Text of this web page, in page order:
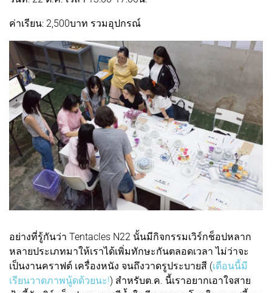
ค่าเรียน: 2,500บาท รวมอุปกรณ์
อย่างที่รู้กันว่า Tentacles N22 นั้นมีกิจกรรมเวิร์กช็อปหลาก
หลายประเภทมาให้เราได้เพิ่มทักษะกันตลอดเวลา ไม่ว่าจะ
เป็นงานคราฟต์ เครื่องหนัง จนถึงวาดรูประบายสี (เดือนนี้มี
เรียนวาดภาพนู้ดด้วยนะ!) สำหรับต.ค. นี้เราอยากเอาใจสาย